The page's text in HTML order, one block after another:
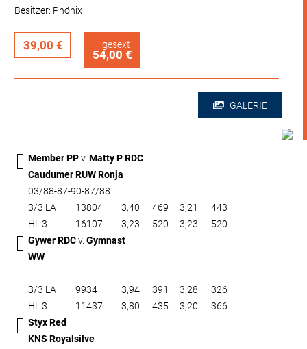
Besitzer: Phönix
39,00 € gesext
54,00 €
GALERIE
Member PPv. Matty P RDC
Caudumer RUW Ronja
03/88-87-90-87/88
3/3 LA
13804 3,40 469 3,21
443
HL 3
16107 3,23 520 3,23
520
Gywer RDCv. Gymnast
WW
3/3 LA 9934 3,94 391 3,28
326
HL 3
11437 3,80 435 3,20
366
Styx Red
KNS Royalsilve